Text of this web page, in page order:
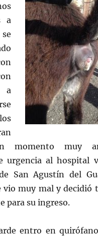
a
a
momento muy
urgencia al hospital
San Agustín del
vio muy mal y decidió
para su ingreso.
entro en